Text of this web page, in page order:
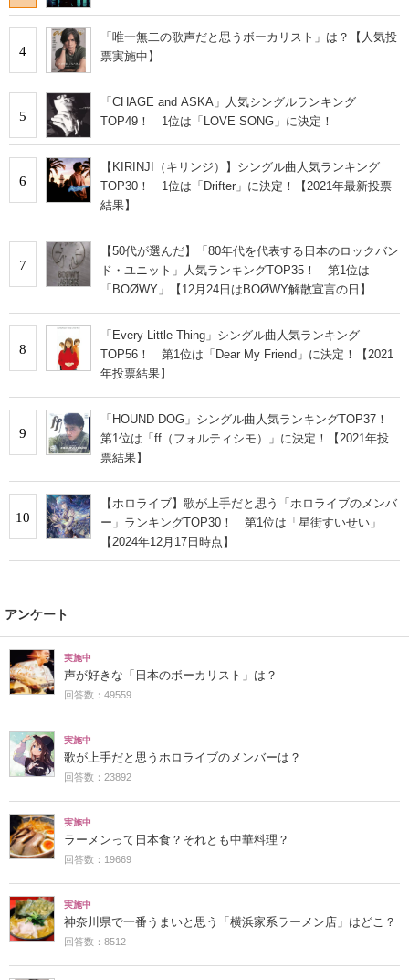
4
「唯一無二の歌声だと思うボーカリスト」は？【人気投
票実施中】
5
「CHAGE and ASKA」人気シングルランキング
TOP49！ 1位は「LOVE SONG」に決定！
6
【KIRINJI（キリンジ）】シングル曲人気ランキング
TOP30！ 1位は「Drifter」に決定！【2021年最新投票
結果】
7
【50代が選んだ】「80年代を代表する日本のロックバン
ド・ユニット」人気ランキングTOP35！ 第1位は
「BOØWY」【12月24日はBOØWY解散宣言の日】
8
「Every Little Thing」シングル曲人気ランキング
TOP56！ 第1位は「Dear My Friend」に決定！【2021
年投票結果】
9
「HOUND DOG」シングル曲人気ランキングTOP37！
第1位は「ff（フォルティシモ）」に決定！【2021年投
票結果】
10
【ホロライブ】歌が上手だと思う「ホロライブのメンバ
ー」ランキングTOP30！ 第1位は「星街すいせい」
【2024年12月17日時点】
アンケート
実施中
声が好きな「日本のボーカリスト」は？
回答数：49559
実施中
歌が上手だと思うホロライブのメンバーは？
回答数：23892
実施中
ラーメンって日本食？それとも中華料理？
回答数：19669
実施中
神奈川県で一番うまいと思う「横浜家系ラーメン店」はどこ？
回答数：8512